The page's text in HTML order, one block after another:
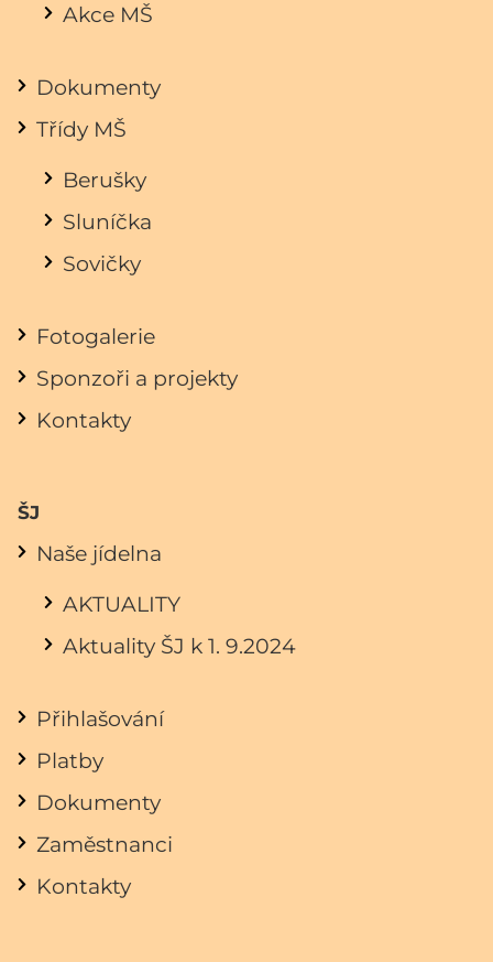
Akce MŠ
Dokumenty
Třídy MŠ
Berušky
Sluníčka
Sovičky
Fotogalerie
Sponzoři a projekty
Kontakty
ŠJ
Naše jídelna
AKTUALITY
Aktuality ŠJ k 1. 9.2024
Přihlašování
Platby
Dokumenty
Zaměstnanci
Kontakty